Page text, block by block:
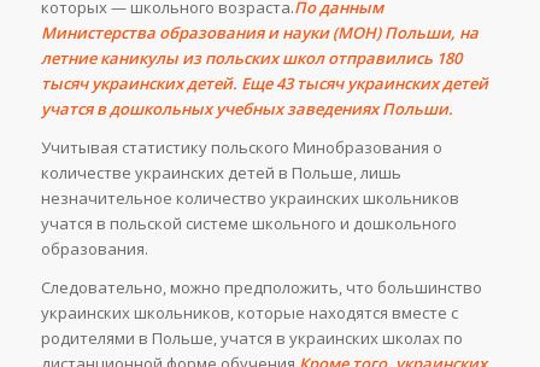
которых — школьного возраста.Поданным
Министерства образования и науки (МОН) Польши, на
летние каникулы из польских школ отправились 180
тысяч украинских детей. Еще 43 тысяч украинских детей
учатся в дошкольных учебных заведениях Польши.
Учитывая статистику польского Минобразования о
количестве украинских детей в Польше, лишь
незначительное количество украинских школьников
учатся в польской системе школьного и дошкольного
образования.
Следовательно, можно предположить, что большинство
украинских школьников, которые находятся вместе с
родителями в Польше, учатся в украинских школах по